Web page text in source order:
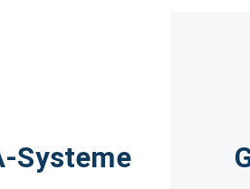
Systeme